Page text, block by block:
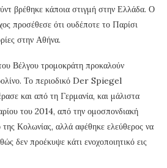
βρέθηκε κάποια στιγμή στην Ελλάδα. Ο
προσέθεσε ότι ουδέποτε το Παρίσι
στην Αθήνα.
Βέλγου τρομοκράτη προκαλούν
Το περιοδικό Der Spiegel
και από τη Γερμανία, και μάλιστα
του 2014, από την ομοσπονδιακή
Κολωνίας, αλλά αφέθηκε ελεύθερος να
δεν προέκυψε κάτι ενοχοποιητικό εις